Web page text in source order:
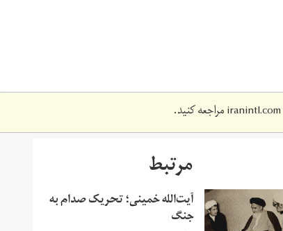
iranintl.comمراجعه کنید.
مرتبط
آیت‌الله خمینی؛ تحریک صدام به
جنگ